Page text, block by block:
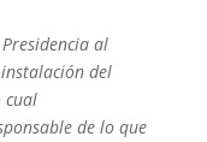
al
del
cual
de lo que